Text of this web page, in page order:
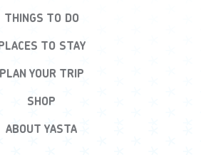
THINGS TO DO
TO STAY
PLAN YOUR TRIP
SHOP
ABOUT YASTA